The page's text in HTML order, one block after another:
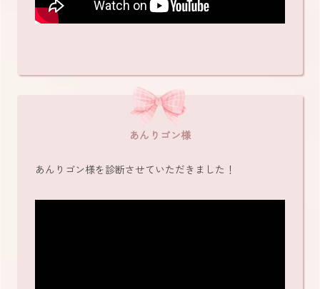
あんりゴン様
あんりゴン様を診断させていただきました！